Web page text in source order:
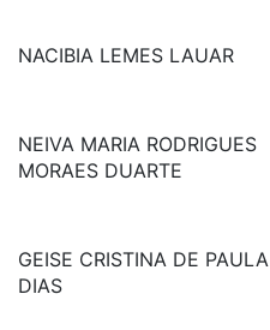
NACIBIA LEMES LAUAR
NEIVA MARIA RODRIGUES
MORAES DUARTE
GEISE CRISTINA DE PAULA
DIAS